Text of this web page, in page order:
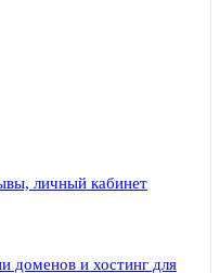
личный кабинет
доменов и хостинг для